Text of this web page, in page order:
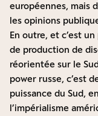
européennes, mais
les opinions
En outre, et c’est
de production de
réorientée sur le
power russe, c’est
puissance du Sud,
l’impérialisme